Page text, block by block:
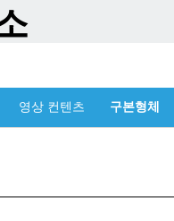
영상 컨텐츠 구본형체